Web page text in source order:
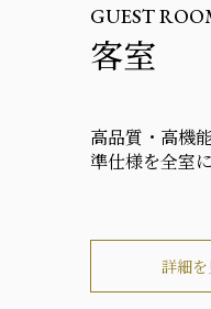
GUEST
客室
高品質・高機
準仕様を全室
詳細を